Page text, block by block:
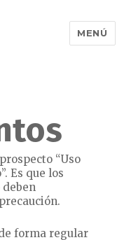
MENÚ
“Uso
Es que los
forma regular